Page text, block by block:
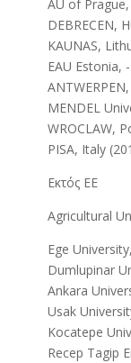
AU of
DEBRECEN,
KAUNAS,
EAU Estonia,
MENDEL
WROCLAW,
PISA, Italy
Εκτός ΕΕ
Agricultural
Ege
Dumlupinar
Ankara
Usak
Kocatepe
Recep Tagip